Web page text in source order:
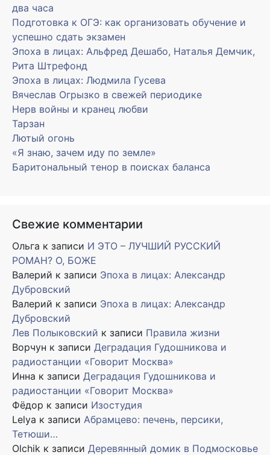
два часа
Подготовка к ОГЭ: как организовать обучение и
успешно сдать экзамен
Эпоха в лицах: Альфред Дешабо, Наталья Демчик,
Рита Штрефонд
Эпоха в лицах: Людмила Гусева
Вячеслав Огрызко в свежей периодике
Нерв войны и кранец любви
Тарзан
Лютый огонь
«Я знаю, зачем иду по земле»
Баритональный тенор в поисках баланса
Свежие комментарии
Ольга к записи И ЭТО – ЛУЧШИЙ РУССКИЙ
РОМАН? О, БОЖЕ
Валерий к записи Эпоха в лицах: Александр
Дубровский
Валерий к записи Эпоха в лицах: Александр
Дубровский
Лев Полыковский к записи Правила жизни
Ворчун к записи Деградация Гудошникова и
радиостанции «Говорит Москва»
Инна к записи Деградация Гудошникова и
радиостанции «Говорит Москва»
Фёдор к записи Изостудия
Lelya к записи Абрамцево: печень, персики,
Тетюши…
Olchik к записи Деревянный домик в Подмосковье